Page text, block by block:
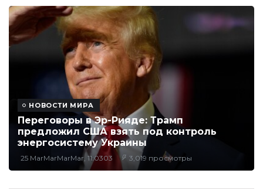
НОВОСТИ МИРА
Переговоры в Эр-Рияде: Трамп
предложил США взять под контроль
энергосистему Украины
25 MarMarMarMar, 11:0303 3,019 просмотры